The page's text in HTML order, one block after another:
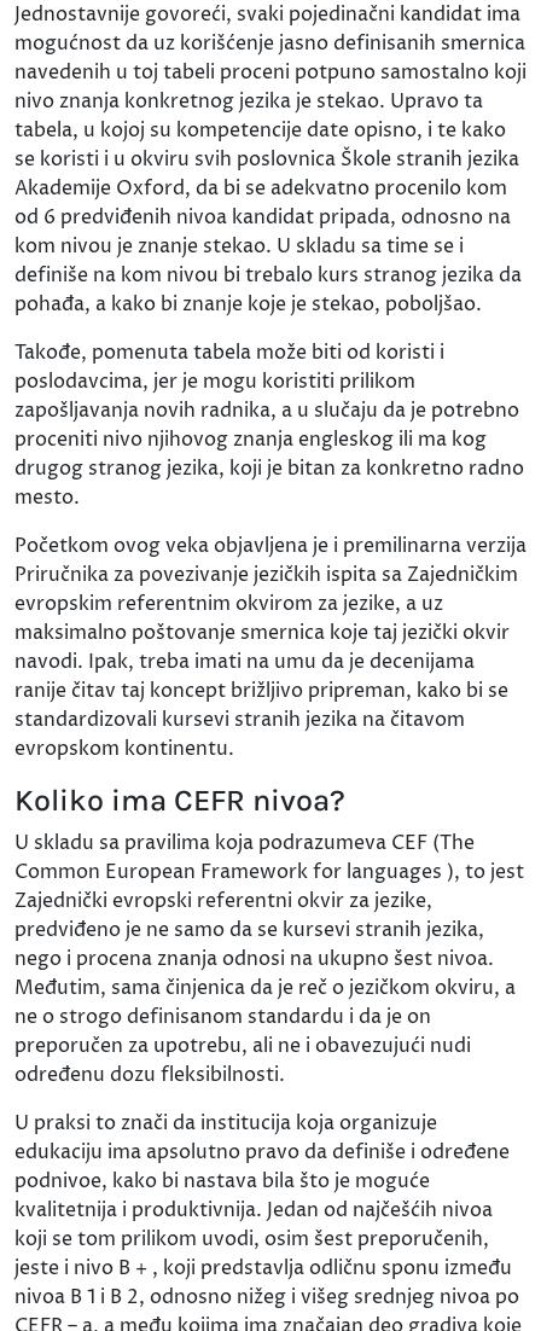
Jednostavnije govoreći, svaki pojedinačni kandidat ima
mogućnost da uz korišćenje jasno definisanih smernica
navedenih u toj tabeli proceni potpuno samostalno koji
nivo znanja konkretnog jezika je stekao. Upravo ta
tabela, u kojoj su kompetencije date opisno, i te kako
se koristi i u okviru svih poslovnica Škole stranih jezika
Akademije Oxford, da bi se adekvatno procenilo kom
od 6 predviđenih nivoa kandidat pripada, odnosno na
kom nivou je znanje stekao. U skladu sa time se i
definiše na kom nivou bi trebalo kurs stranog jezika da
pohađa, a kako bi znanje koje je stekao, poboljšao.
Takođe, pomenuta tabela može biti od koristi i
poslodavcima, jer je mogu koristiti prilikom
zapošljavanja novih radnika, a u slučaju da je potrebno
proceniti nivo njihovog znanja engleskog ili ma kog
drugog stranog jezika, koji je bitan za konkretno radno
mesto.
Početkom ovog veka objavljena je i premilinarna verzija
Priručnika za povezivanje jezičkih ispita sa Zajedničkim
evropskim referentnim okvirom za jezike, a uz
maksimalno poštovanje smernica koje taj jezički okvir
navodi. Ipak, treba imati na umu da je decenijama
ranije čitav taj koncept brižljivo pripreman, kako bi se
standardizovali kursevi stranih jezika na čitavom
evropskom kontinentu.
Koliko ima CEFR nivoa?
U skladu sa pravilima koja podrazumeva CEF (The
Common European Framework for languages ), to jest
Zajednički evropski referentni okvir za jezike,
predviđeno je ne samo da se kursevi stranih jezika,
nego i procena znanja odnosi na ukupno šest nivoa.
Međutim, sama činjenica da je reč o jezičkom okviru, a
ne o strogo definisanom standardu i da je on
preporučen za upotrebu, ali ne i obavezujući nudi
određenu dozu fleksibilnosti.
U praksi to znači da institucija koja organizuje
edukaciju ima apsolutno pravo da definiše i određene
podnivoe, kako bi nastava bila što je moguće
kvalitetnija i produktivnija. Jedan od najčešćih nivoa
koji se tom prilikom uvodi, osim šest preporučenih,
jeste i nivo B + , koji predstavlja odličnu sponu između
nivoa B 1 i B 2, odnosno nižeg i višeg srednjeg nivoa po